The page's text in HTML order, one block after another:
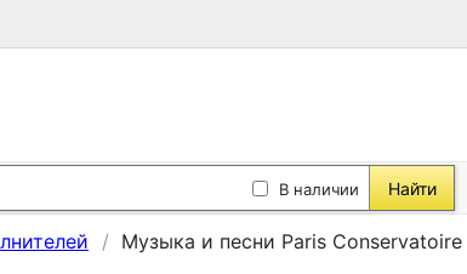
В наличии Найти
Музыка и песни Paris